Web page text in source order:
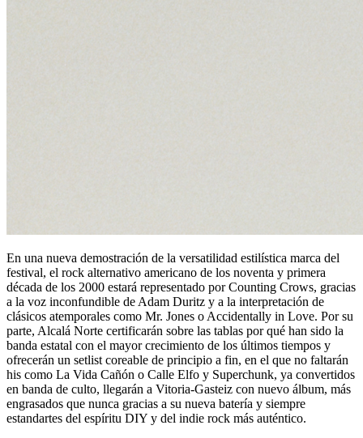
En una nueva demostración de la versatilidad estilística marca del
festival, el rock alternativo americano de los noventa y primera
década de los 2000 estará representado por Counting Crows, gracias
a la voz inconfundible de Adam Duritz y a la interpretación de
clásicos atemporales como Mr. Jones o Accidentally in Love. Por su
parte, Alcalá Norte certificarán sobre las tablas por qué han sido la
banda estatal con el mayor crecimiento de los últimos tiempos y
ofrecerán un setlist coreable de principio a fin, en el que no faltarán
his como La Vida Cañón o Calle Elfo y Superchunk, ya convertidos
en banda de culto, llegarán a Vitoria-Gasteiz con nuevo álbum, más
engrasados que nunca gracias a su nueva batería y siempre
estandartes del espíritu DIY y del indie rock más auténtico.